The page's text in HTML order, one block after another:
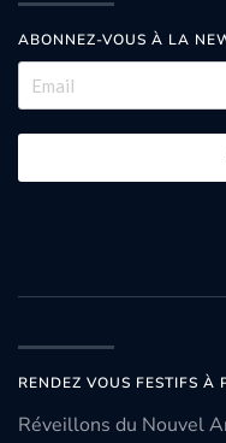
ABONNEZ-VOUS À LA
RENDEZ VOUS FESTIFS À
Réveillons du Nouvel